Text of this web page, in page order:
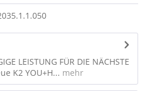
LEISTUNG FÜR DIE NÄCHSTE
K2 YOU+H... mehr